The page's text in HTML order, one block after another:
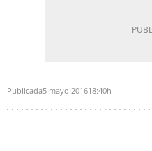
Publicada5 mayo 201618:40h